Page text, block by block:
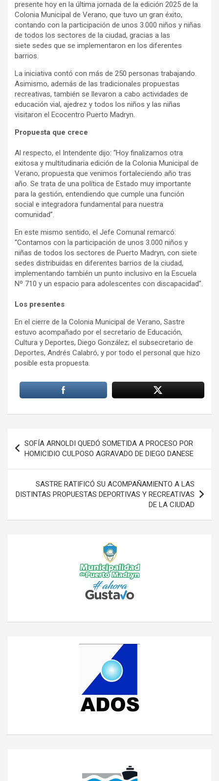
presente hoy en la última jornada de la edición 2025 de la
Colonia Municipal de Verano, que tuvo un gran éxito,
contando con la participación de unos 3.000 niños y niñas
de todos los sectores de la ciudad, gracias a las
siete sedes que se implementaron en los diferentes
barrios.
La iniciativa contó con más de 250 personas trabajando.
Asimismo, además de las tradicionales propuestas
recreativas, también se llevaron a cabo actividades de
educación vial, ajedrez y todos los niños y las niñas
visitaron el Ecocentro Puerto Madryn.
Propuesta que crece
Al respecto, el Intendente dijo: “Hoy finalizamos otra
exitosa y multitudinaria edición de la Colonia Municipal de
Verano, propuesta que venimos fortaleciendo año tras
año. Se trata de una política de Estado muy importante
para la gestión, entendiendo que cumple una función
social e integradora fundamental para nuestra
comunidad”.
En este mismo sentido, el Jefe Comunal remarcó:
“Contamos con la participación de unos 3.000 niños y
niñas de todos los sectores de Puerto Madryn, con siete
sedes distribuidas en diferentes barrios de la ciudad,
implementando también un punto inclusivo en la Escuela
Nº 710 y un espacio para adolescentes con discapacidad”.
Los presentes
En el cierre de la Colonia Municipal de Verano, Sastre
estuvo acompañado por el secretario de Educación,
Cultura y Deportes, Diego González; el subsecretario de
Deportes, Andrés Calabró, y por todo el personal que hizo
posible esta propuesta.
Navegación
de
entradas
SOFÍA ARNOLDI QUEDÓ SOMETIDA A PROCESO POR
HOMICIDIO CULPOSO AGRAVADO DE DIEGO DANESE
SASTRE RATIFICÓ SU ACOMPAÑAMIENTO A LAS
DISTINTAS PROPUESTAS DEPORTIVAS Y RECREATIVAS
DE LA CIUDAD